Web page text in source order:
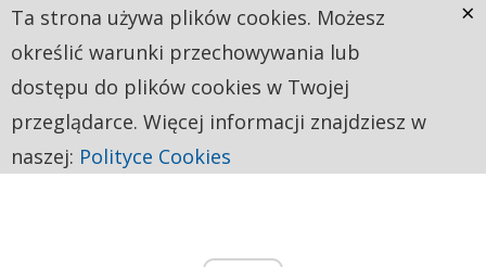
Ta strona używa plików cookies. Możesz
określić warunki przechowywania lub
dostępu do plików cookies w Twojej
przeglądarce. Więcej informacji znajdziesz w
naszej: Polityce Cookies
×